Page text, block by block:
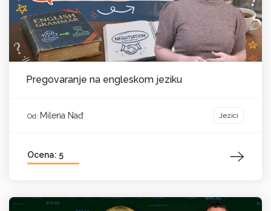
Pregovaranje na engleskom jeziku
Od: Milena Nađ Jezici
Ocena: 5